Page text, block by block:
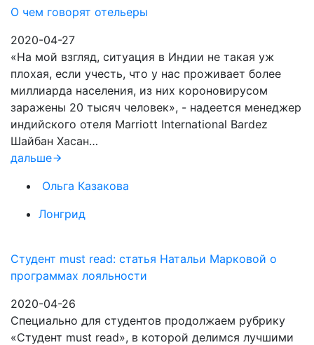
О чем говорят отельеры
2020-04-27
«На мой взгляд, ситуация в Индии не такая уж
плохая, если учесть, что у нас проживает более
миллиарда населения, из них короновирусом
заражены 20 тысяч человек», - надеется менеджер
индийского отеля Marriott International Bardez
Шайбан Хасан…
дальше
Ольга Казакова
Лонгрид
Студент must read: статья Натальи Марковой о
программах лояльности
2020-04-26
Специально для студентов продолжаем рубрику
«Студент must read», в которой делимся лучшими